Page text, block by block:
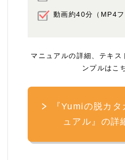
動画約40分（MP4フ
マニュアルの詳細、テキス
ンプルはこ
『Yumiの脱カ
ュアル』の詳